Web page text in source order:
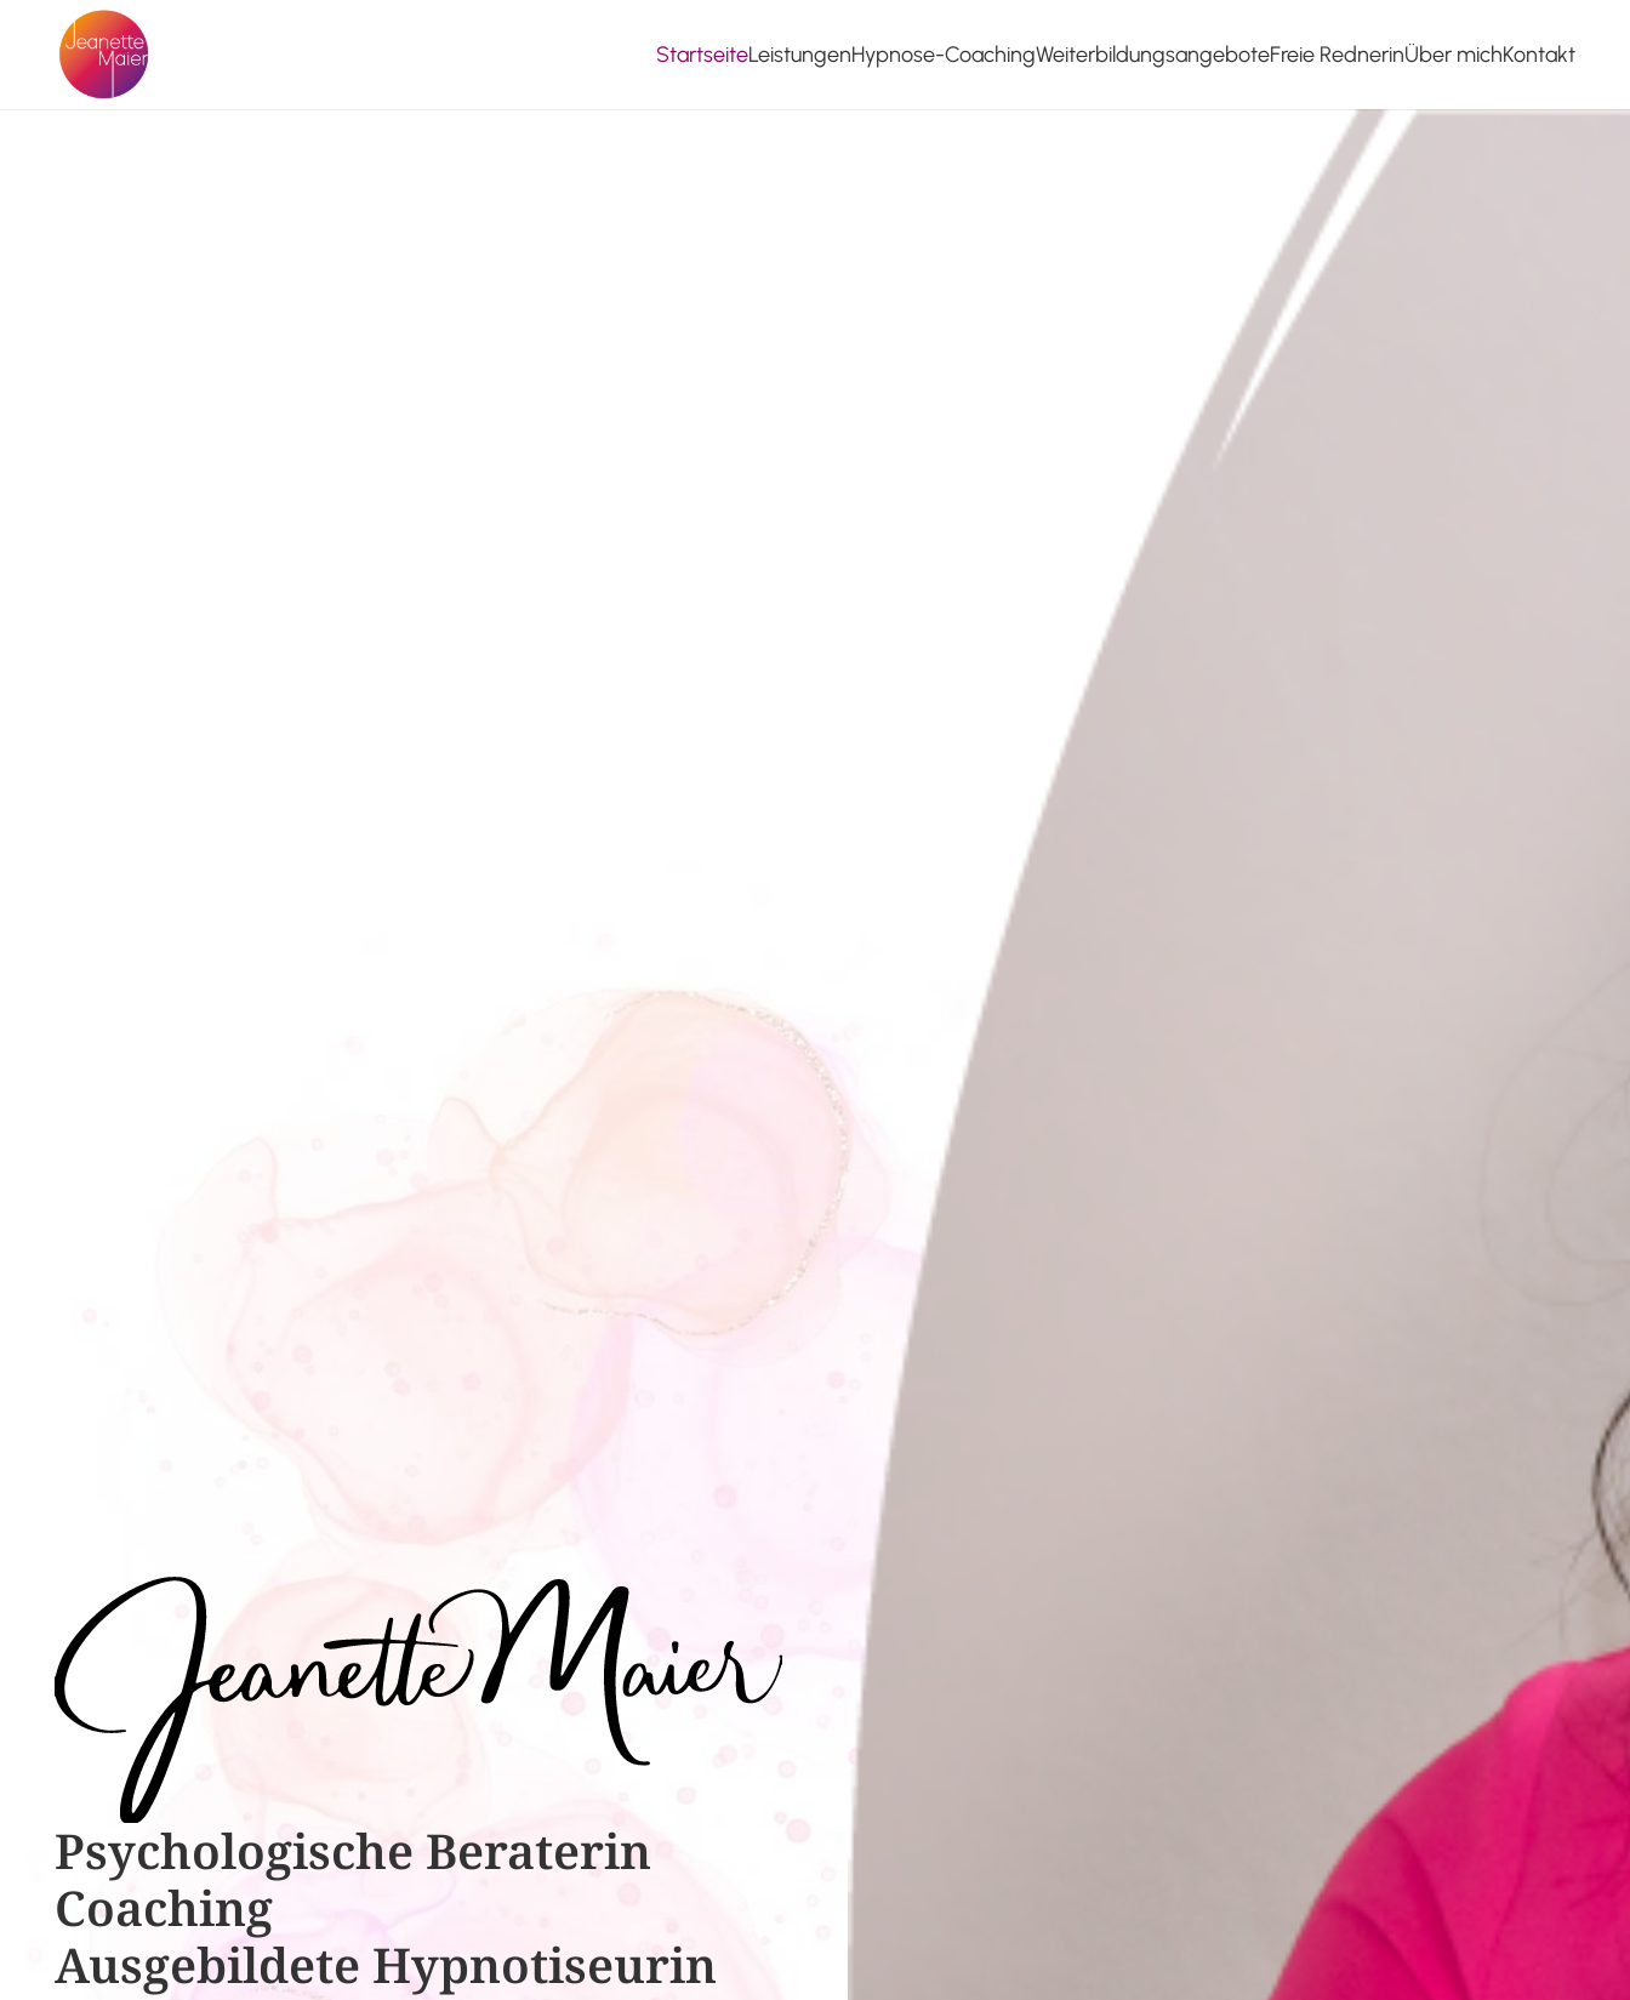
StartseiteLeistungenHypnose-CoachingWeiterbildungsangeboteFreie RednerinÜber michKontakt
Psychologische ​​Beraterin
Coaching
Ausgebildete​ ​Hypnotiseurin